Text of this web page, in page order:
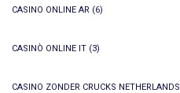
CASINO ONLINE AR (6)
CASINÒ ONLINE IT (3)
CASINO ZONDER CRUCKS NETHERLANDS